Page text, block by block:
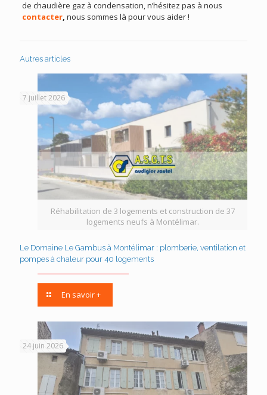
de chaudière gaz à condensation, n’hésitez pas à nous
contacter, nous sommes là pour vous aider !
Autres articles
Réhabilitation de 3 logements et construction de 37
logements neufs à Montélimar.
7 juillet 2026
Le Domaine Le Gambus à Montélimar : plomberie, ventilation et
pompes à chaleur pour 40 logements
En savoir +
24 juin 2026